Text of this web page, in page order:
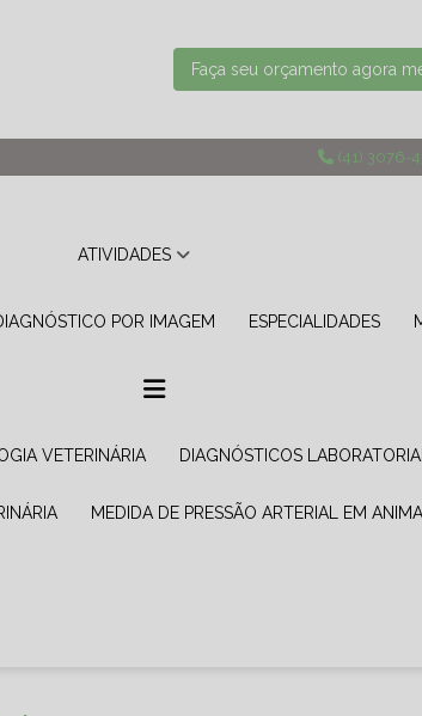
Faça seu orçamento agora
(41) 3076-
ATIVIDADES
DIAGNÓSTICO POR IMAGEM ESPECIALIDADES
VETERINÁRIA DIAGNÓSTICOS
MEDIDA DE PRESSÃO ARTERIAL EM